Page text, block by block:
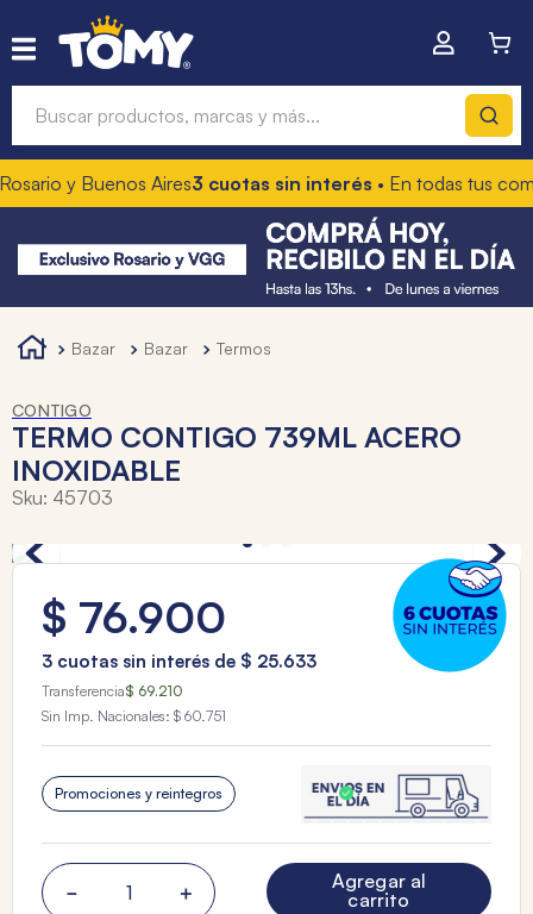
y Buenos Aires3 cuotas sin interés• En todas tus compras
bazar bazar termos
CONTIGO
TERMO CONTIGO 739ML ACERO
INOXIDABLE
Sku: 45703
$ 76.900
3 cuotas sin interés de $ 25.633
Transferencia$ 69.210
Sin Imp. Nacionales: $ 60.751
Promociones y reintegros
＋
－
Agregar al
carrito
Términos más buscados
1.
hot wheels